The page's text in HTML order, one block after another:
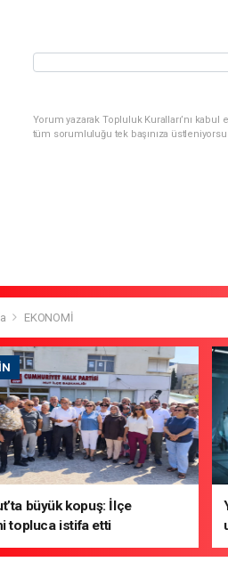
Yorum yazarak Topluluk Kuralları’nı
tüm sorumluluğu tek başınıza
EKONOMİ
büyük kopuş: İlçe
topluca istifa etti